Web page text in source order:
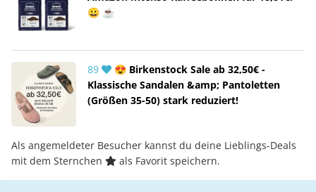
😀 ☕
89
😍 Birkenstock Sale ab 32,50€ -
Klassische Sandalen &amp; Pantoletten
(Größen 35-50) stark reduziert!
Als angemeldeter Besucher kannst du deine Lieblings-Deals
mit dem Sternchen
als Favorit speichern.